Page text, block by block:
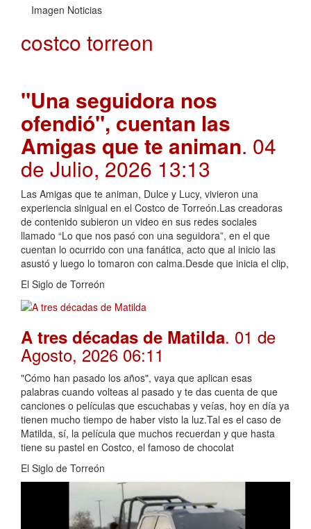
Imagen Noticias
costco torreon
"Una seguidora nos
ofendió", cuentan las
Amigas que te animan. 04
de Julio, 2026 13:13
Las Amigas que te animan, Dulce y Lucy, vivieron una
experiencia sinigual en el Costco de Torreón.Las creadoras
de contenido subieron un video en sus redes sociales
llamado “Lo que nos pasó con una seguidora”, en el que
cuentan lo ocurrido con una fanática, acto que al inicio las
asustó y luego lo tomaron con calma.Desde que inicia el clip,
El Siglo de Torreón
A tres décadas de Matilda. 01 de
Agosto, 2026 06:11
"Cómo han pasado los años", vaya que aplican esas
palabras cuando volteas al pasado y te das cuenta de que
canciones o películas que escuchabas y veías, hoy en día ya
tienen mucho tiempo de haber visto la luz.Tal es el caso de
Matilda, sí, la película que muchos recuerdan y que hasta
tiene su pastel en Costco, el famoso de chocolat
El Siglo de Torreón